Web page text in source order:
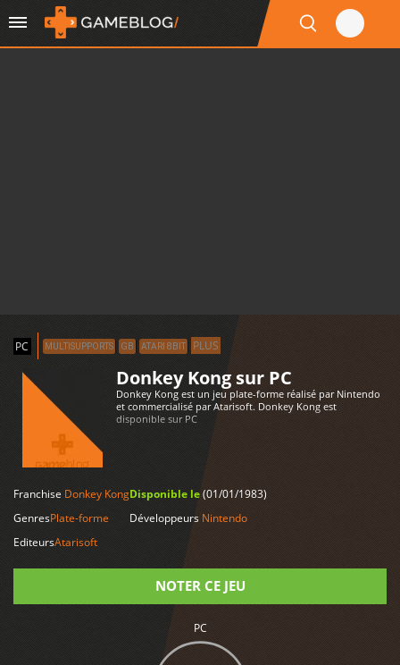
PC MULTISUPPORTS GB ATARI 8BIT PLUS
Donkey Kong sur PC
Donkey Kong est un jeu plate-forme réalisé par Nintendo
et commercialisé par Atarisoft. Donkey Kong est
disponible sur PC
Franchise Donkey Kong
GenresPlate-forme
EditeursAtarisoft
Disponible le(01/01/1983)
Développeurs Nintendo
NOTER CE JEU
PC